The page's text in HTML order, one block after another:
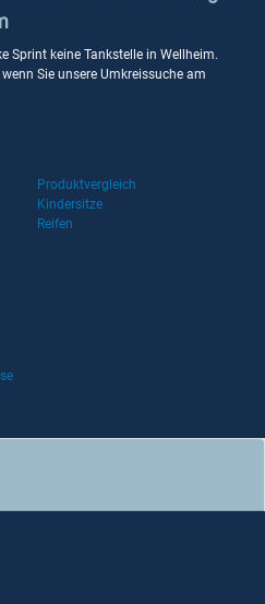
Sprint keine Tankstelle in Wellheim.
Sie unsere Umkreissuche am
Produktvergleich
Kindersitze
Reifen